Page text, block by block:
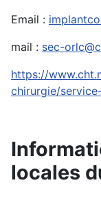
Email :
mail : sec-
https://
chirurgie/
locales